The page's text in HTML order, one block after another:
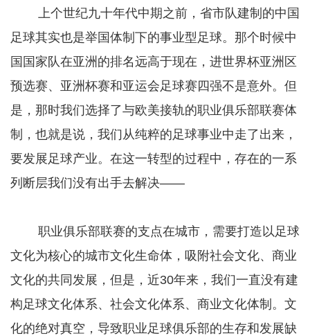
上个世纪九十年代中期之前，省市队建制的中国
足球其实也是举国体制下的事业型足球。那个时候中
国国家队在亚洲的排名远高于现在，进世界杯亚洲区
预选赛、亚洲杯赛和亚运会足球赛四强不是意外。但
是，那时我们选择了与欧美接轨的职业俱乐部联赛体
制，也就是说，我们从纯粹的足球事业中走了出来，
要发展足球产业。在这一转型的过程中，存在的一系
列断层我们没有出手去解决——
职业俱乐部联赛的支点在城市，需要打造以足球
文化为核心的城市文化生命体，吸附社会文化、商业
文化的共同发展，但是，近30年来，我们一直没有建
构足球文化体系、社会文化体系、商业文化体制。文
化的绝对真空，导致职业足球俱乐部的生存和发展缺